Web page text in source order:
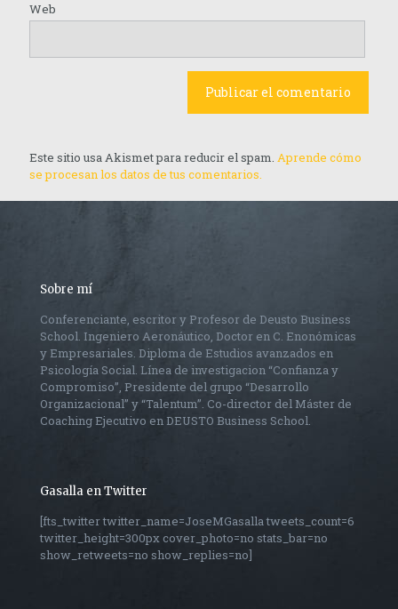
Web
Este sitio usa Akismet para reducir el spam. Aprende cómo
se procesan los datos de tus comentarios.
Sobre mí
Conferenciante, escritor y Profesor de Deusto Business
School. Ingeniero Aeronáutico, Doctor en C. Enonómicas
y Empresariales. Diploma de Estudios avanzados en
Psicología Social. Línea de investigacion “Confianza y
Compromiso”, Presidente del grupo “Desarrollo
Organizacional” y “Talentum”. Co-director del Máster de
Coaching Ejecutivo en DEUSTO Business School.
Gasalla en Twitter
[fts_twitter twitter_name=JoseMGasalla tweets_count=6
twitter_height=300px cover_photo=no stats_bar=no
show_retweets=no show_replies=no]